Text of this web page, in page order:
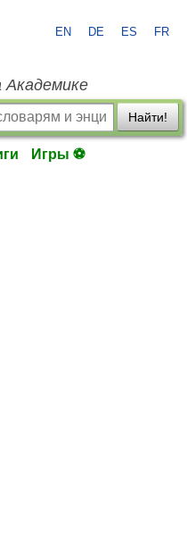
EN DE ES FR
Академике
Найти!
Игры ⚽